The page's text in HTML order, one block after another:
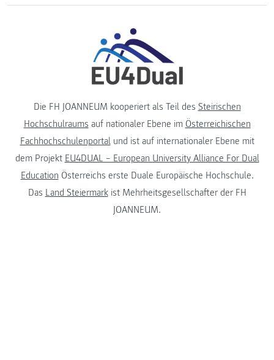
Die FH JOANNEUM kooperiert als Teil des Steirischen
Hochschulraums auf nationaler Ebene im Österreichischen
Fachhochschulenportalund ist auf internationaler Ebene mit
dem Projekt EU4DUAL – European University Alliance For Dual
Education Österreichs erste Duale Europäische Hochschule.
Das Land Steiermarkist Mehrheitsgesellschafter der FH
JOANNEUM.